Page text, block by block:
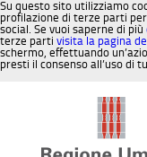
Su questo sito utilizziamo
profilazione di terze parti
social. Se vuoi saperne di più
terze parti visita la pagina
schermo, effettuando
presti il consenso all’uso di